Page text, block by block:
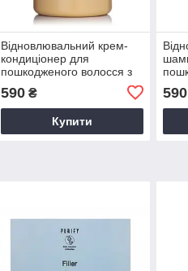
Відновлювальний крем-
кондиціонер для
пошкодженого волосся з
маточним молочком 1000
мл Mirella BeeForm
590₴
Купити
мл
590